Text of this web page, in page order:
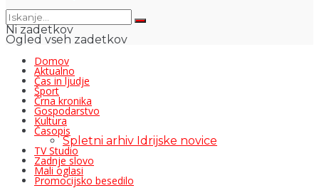
Ni zadetkov
Ogled vseh zadetkov
Domov
Aktualno
Čas in ljudje
Šport
Črna kronika
Gospodarstvo
Kultura
Časopis
Spletni arhiv Idrijske novice
TV Studio
Zadnje slovo
Mali oglasi
Promocijsko besedilo